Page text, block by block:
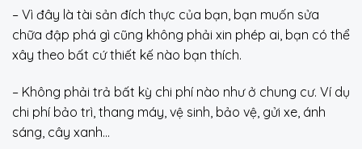
– Vì đây là tài sản đích thực của bạn, bạn muốn sửa
chữa đập phá gì cũng không phải xin phép ai, bạn có thể
xây theo bất cứ thiết kế nào bạn thích.
– Không phải trả bất kỳ chi phí nào như ở chung cư. Ví dụ
chi phí bảo trì, thang máy, vệ sinh, bảo vệ, gửi xe, ánh
sáng, cây xanh…